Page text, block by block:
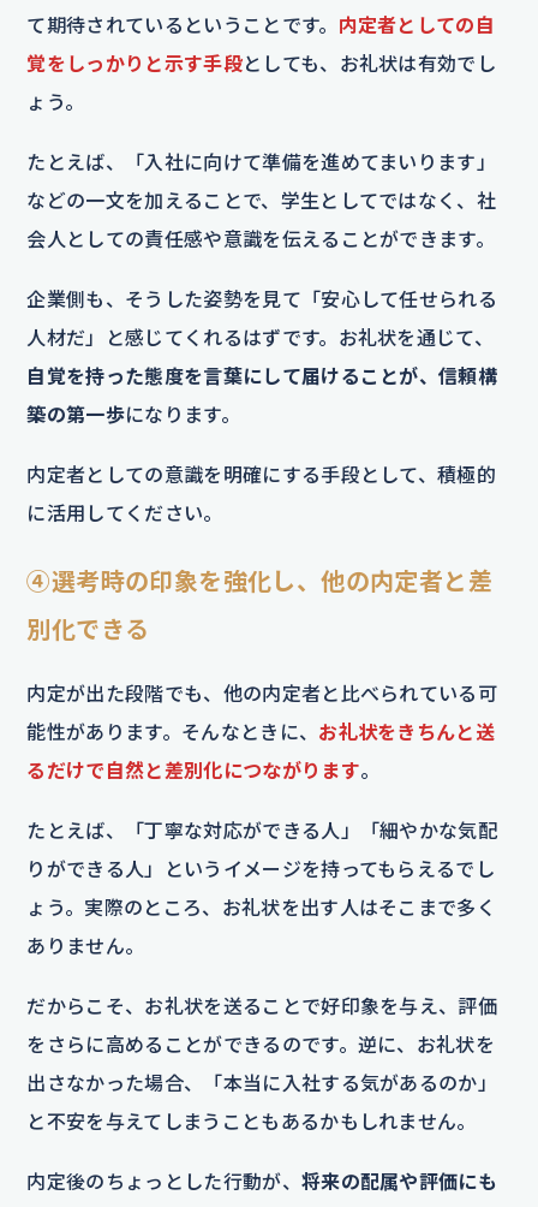
て期待されているということです。 内定者としての自
覚をしっかりと示す手段としても、お礼状は有効でし
ょう。
たとえば、「入社に向けて準備を進めてまいります」
などの一文を加えることで、学生としてではなく、社
会人としての責任感や意識を伝えることができます。
企業側も、そうした姿勢を見て「安心して任せられる
人材だ」と感じてくれるはずです。お礼状を通じて、
自覚を持った態度を言葉にして届けることが、信頼構
築の第一歩になります。
内定者としての意識を明確にする手段として、積極的
に活用してください。
④選考時の印象を強化し、他の内定者と差
別化できる
内定が出た段階でも、他の内定者と比べられている可
能性があります。そんなときに、 お礼状をきちんと送
るだけで自然と差別化につながります。
たとえば、「丁寧な対応ができる人」「細やかな気配
りができる人」というイメージを持ってもらえるでし
ょう。実際のところ、お礼状を出す人はそこまで多く
ありません。
だからこそ、お礼状を送ることで好印象を与え、評価
をさらに高めることができるのです。逆に、お礼状を
出さなかった場合、「本当に入社する気があるのか」
と不安を与えてしまうこともあるかもしれません。
内定後のちょっとした行動が、 将来の配属や評価にも